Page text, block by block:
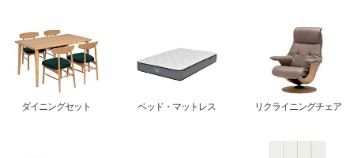
ダイニングセット ベッド・マットレス リクライニングチェア